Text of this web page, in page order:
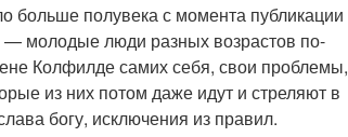
больше полувека с момента публикации
молодые люди разных возрастов по-
Колфилде самих себя, свои проблемы,
из них потом даже идут и стреляют в
богу, исключения из правил.